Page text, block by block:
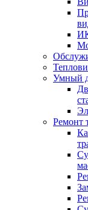
Умный
Ремонт